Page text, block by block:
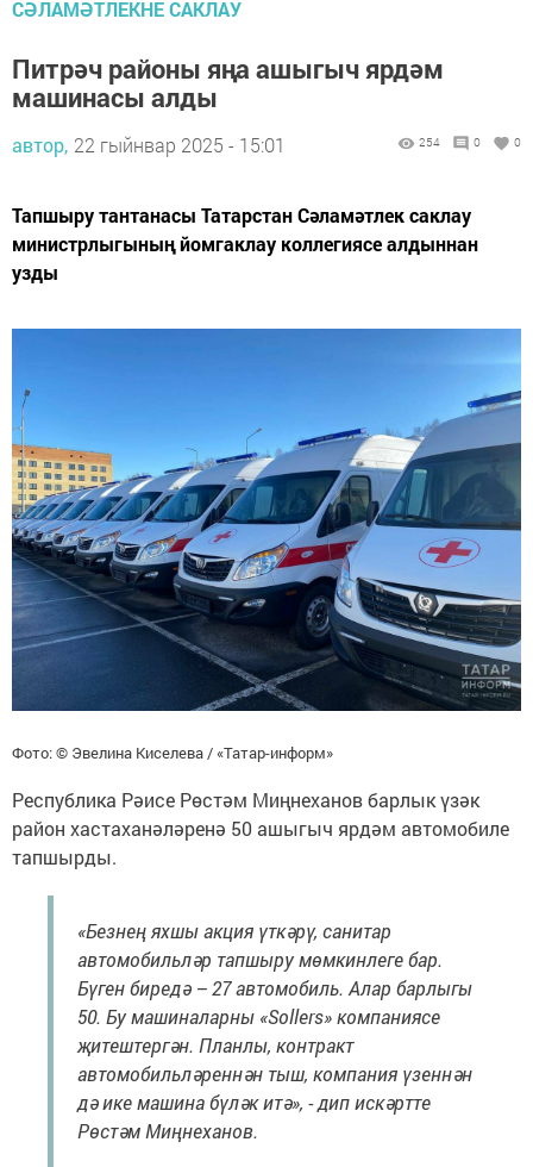
СӘЛАМӘТЛЕКНЕ САКЛАУ
Питрәч районы яңа ашыгыч ярдәм
машинасы алды
автор, 22 гыйнвар 2025 - 15:01 254 0 0
Тапшыру тантанасы Татарстан Сәламәтлек саклау
министрлыгының йомгаклау коллегиясе алдыннан
узды
Фото: © Эвелина Киселева / «Татар-информ»
Республика Рәисе Рөстәм Миңнеханов барлык үзәк
район хастаханәләренә 50 ашыгыч ярдәм автомобиле
тапшырды.
«Безнең яхшы акция үткәрү, санитар
автомобильләр тапшыру мөмкинлеге бар.
Бүген биредә – 27 автомобиль. Алар барлыгы
50. Бу машиналарны «Sollers» компаниясе
җитештергән. Планлы, контракт
автомобильләреннән тыш, компания үзеннән
дә ике машина бүләк итә», - дип искәртте
Рөстәм Миңнеханов.